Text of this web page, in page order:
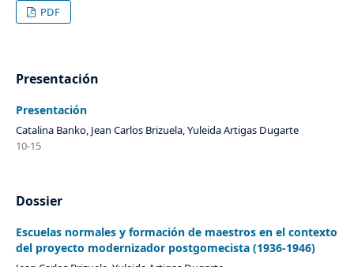
PDF
Presentación
Presentación
Catalina Banko, Jean Carlos Brizuela, Yuleida Artigas Dugarte
10-15
Dossier
Escuelas normales y formación de maestros en el contexto
del proyecto modernizador postgomecista (1936-1946)